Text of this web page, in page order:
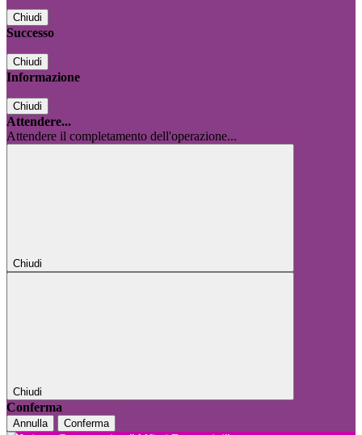
Chiudi
Successo
Chiudi
Informazione
Chiudi
Attendere...
Attendere il completamento dell'operazione...
Chiudi
Chiudi
Conferma
Annulla Conferma